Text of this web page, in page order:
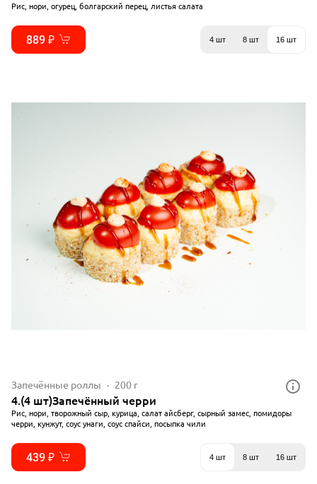
Рис, нори, огурец, болгарский перец, листья салата
889 ₽ 4 шт 8 шт 16 шт
Запечённые роллы 200 г
4.(4 шт)Запечённый черри
Рис, нори, творожный сыр, курица, салат айсберг, сырный замес, помидоры
черри, кунжут, соус унаги, соус спайси, посыпка чили
439 ₽ 4 шт 8 шт 16 шт